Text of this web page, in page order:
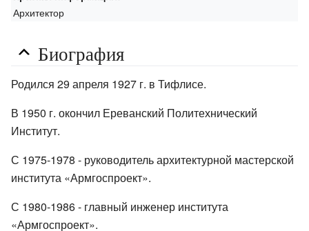
Архитектор
Биография
Родился 29 апреля 1927 г. в Тифлисе.
В 1950 г. окончил Ереванский Политехнический
Институт.
С 1975-1978 - руководитель архитектурной мастерской
института «Армгоспроект».
С 1980-1986 - главный инженер института
«Армгоспроект».